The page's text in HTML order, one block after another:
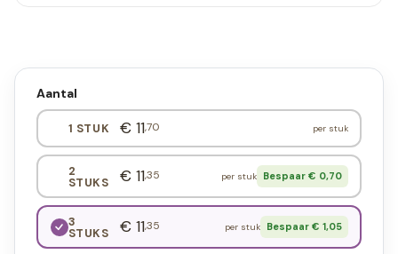
Aantal
1 STUK € 11,70 per stuk
2
STUKS € 11,35 per stuk Bespaar € 0,70
3
STUKS € 11,35 per stuk Bespaar € 1,05